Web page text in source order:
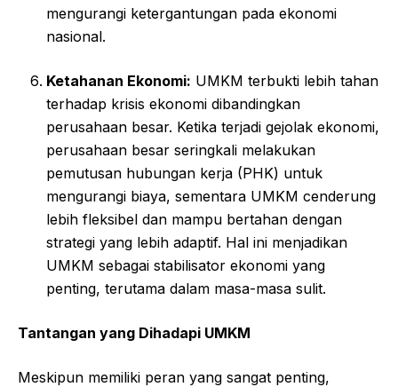
mengurangi ketergantungan pada ekonomi
nasional.
Ketahanan Ekonomi: UMKM terbukti lebih tahan
terhadap krisis ekonomi dibandingkan
perusahaan besar. Ketika terjadi gejolak ekonomi,
perusahaan besar seringkali melakukan
pemutusan hubungan kerja (PHK) untuk
mengurangi biaya, sementara UMKM cenderung
lebih fleksibel dan mampu bertahan dengan
strategi yang lebih adaptif. Hal ini menjadikan
UMKM sebagai stabilisator ekonomi yang
penting, terutama dalam masa-masa sulit.
Tantangan yang Dihadapi UMKM
Meskipun memiliki peran yang sangat penting,